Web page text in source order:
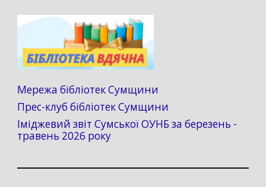
Мережа бібліотек Сумщини
Прес-клуб бібліотек Сумщини
Іміджевий звіт Сумської ОУНБ за березень -
травень 2026 року